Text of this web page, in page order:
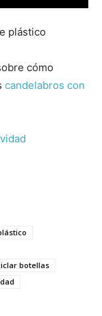
cómo
candelabros con
botellas